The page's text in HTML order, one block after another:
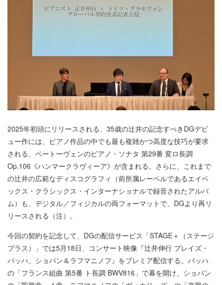
2025年初頭にリリースされる、35歳の辻井の記念すべきDGデビ
ュー作には、ピアノ作品の中でも最も複雑かつ高度な技巧が要求
される、ベートーヴェンのピアノ・ソナタ 第29番 変ロ長調
Op.106《ハンマークラヴィーア》が含まれる。さらに、これまで
の辻井の広範なディスコグラフィ（前所属レーベルであるエイベ
ックス・クラシックス・インターナショナルで録音されたアルバ
ム）も、デジタル／フィジカルの両フォーマットで、DGより再リ
リースされる（注）。
今回の契約を記念して、DGの配信サービス「STAGE＋（ステージ
プラス）」では5月18日、コンサート映像『辻井伸行 プレイズ・
バッハ、ショパン＆ラフマニノフ』をプレミア配信する。バッハ
の「フランス組曲 第5番 ト長調 BWV816」で幕を開け、ショパン